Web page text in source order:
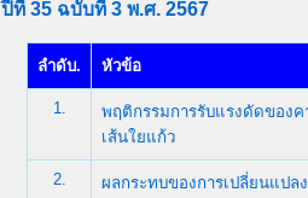
ปีที่ 35 ฉบับที่ 3 พ.ศ. 2567
ลำดับ. หัวข้อ
1.
พฤติกรรมการรับแรงดัดของค
เส้นใยแก้ว
2.
ผลกระทบของการเปลี่ยนแป